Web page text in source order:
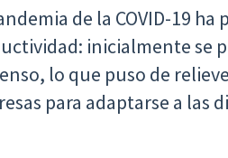
de la COVID-19
inicialmente se
lo que puso de
para adaptarse a las